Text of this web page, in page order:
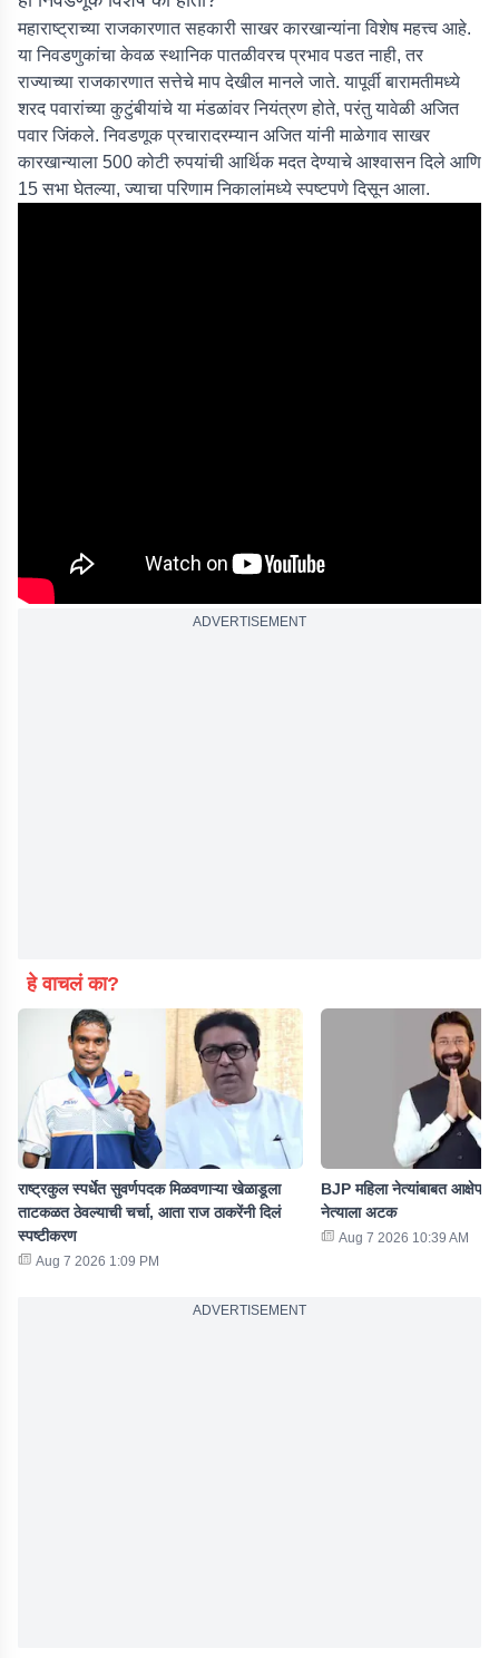
महाराष्ट्राच्या राजकारणात सहकारी साखर कारखान्यांना विशेष महत्त्व आहे.
या निवडणुकांचा केवळ स्थानिक पातळीवरच प्रभाव पडत नाही, तर
राज्याच्या राजकारणात सत्तेचे माप देखील मानले जाते. यापूर्वी बारामतीमध्ये
शरद पवारांच्या कुटुंबीयांचे या मंडळांवर नियंत्रण होते, परंतु यावेळी अजित
पवार जिंकले. निवडणूक प्रचारादरम्यान अजित यांनी माळेगाव साखर
कारखान्याला 500 कोटी रुपयांची आर्थिक मदत देण्याचे आश्वासन दिले आणि
15 सभा घेतल्या, ज्याचा परिणाम निकालांमध्ये स्पष्टपणे दिसून आला.
ADVERTISEMENT
हे वाचलं का?
राष्ट्रकुल स्पर्धेत सुवर्णपदक मिळवणाऱ्या खेळाडूला
ताटकळत ठेवल्याची चर्चा, आता राज ठाकरेंनी दिलं
स्पष्टीकरण
Aug 7 2026 1:09 PM
BJP महिला नेत्यांबाबत
नेत्याला अटक
Aug 7 2026 10:39 AM
ADVERTISEMENT